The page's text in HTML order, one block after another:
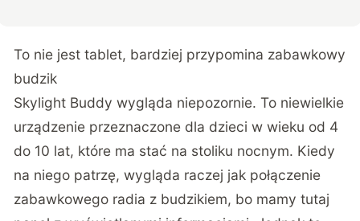
To nie jest tablet, bardziej przypomina zabawkowy
budzik
Skylight Buddy wygląda niepozornie. To niewielkie
urządzenie przeznaczone dla dzieci w wieku od 4
do 10 lat, które ma stać na stoliku nocnym. Kiedy
na niego patrzę, wygląda raczej jak połączenie
zabawkowego radia z budzikiem, bo mamy tutaj